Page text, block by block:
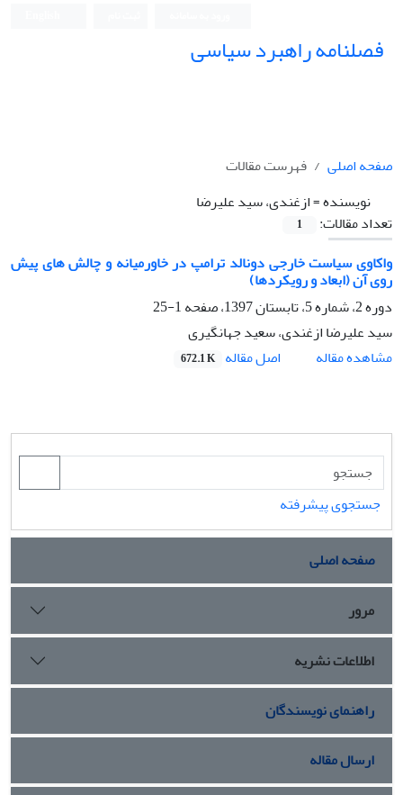
فصلنامه راهبرد سیاسی
صفحه اصلی
فهرست مقالات
نویسنده =ازغندی، سید علیرضا
تعداد مقالات:
1
واکاوی سیاست خارجی دونالد ترامپ در خاورمیانه و چالش های پیش
روی آن (ابعاد و رویکردها)
دوره 2، شماره 5، تابستان 1397، صفحه
1-25
سید علیرضا ازغندی، سعید جهانگیری
مشاهده مقاله
اصل مقاله 672.1 K
جستجوی پیشرفته
صفحه اصلی
مرور
اطلاعات نشریه
راهنمای نویسندگان
ارسال مقاله